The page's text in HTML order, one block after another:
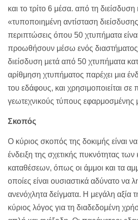
και το τρίτο 6 μέσα. από τη διείσδυση
«τυποποιημένη αντίσταση
περιπτώσεις όπου 50 χτυπήματα
προωθήσουν μέσω ενός
διείσδυση μετά από 50 χτυπήματα
αρίθμηση χτυπήματος παρέχει μια
του εδάφους, και χρησιμοποιείται σε
γεωτεχνικούς τύπους εφαρμοσμένης
Σκοπός
Ο κύριος σκοπός της δοκιμής είναι
ένδειξη της σχετικής πυκνότητας
καταθέσεων, όπως οι άμμοι και τα
οποίες είναι ουσιαστικά αδύνατο να
ανενόχλητα δείγματα. Η μεγάλη αξία
κύριος λόγος για τη διαδεδομένη